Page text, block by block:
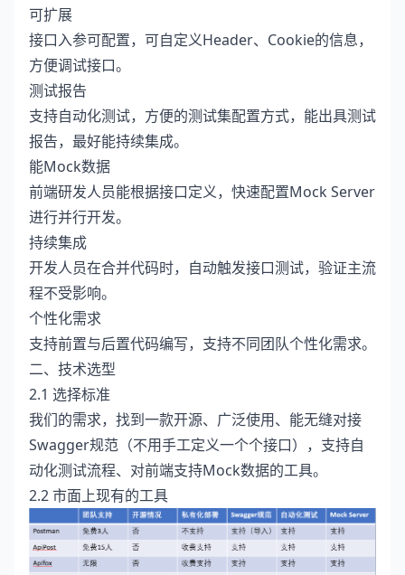
可扩展
接口入参可配置，可自定义Header、Cookie的信息，
方便调试接口。
测试报告
支持自动化测试，方便的测试集配置方式，能出具测试
报告，最好能持续集成。
能Mock数据
前端研发人员能根据接口定义，快速配置Mock Server
进行并行开发。
持续集成
开发人员在合并代码时，自动触发接口测试，验证主流
程不受影响。
个性化需求
支持前置与后置代码编写，支持不同团队个性化需求。
二、技术选型
2.1 选择标准
我们的需求，找到一款开源、广泛使用、能无缝对接
Swagger规范（不用手工定义一个个接口），支持自
动化测试流程、对前端支持Mock数据的工具。
2.2 市面上现有的工具